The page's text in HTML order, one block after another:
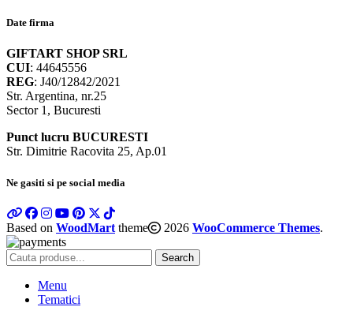
Date firma
GIFTART SHOP SRL
CUI: 44645556
REG: J40/12842/2021
Str. Argentina, nr.25
Sector 1, Bucuresti
Punct lucru BUCURESTI
Str. Dimitrie Racovita 25, Ap.01
Ne gasiti si pe social media
Based on WoodMart theme 2026 WooCommerce Themes.
Search
Menu
Tematici